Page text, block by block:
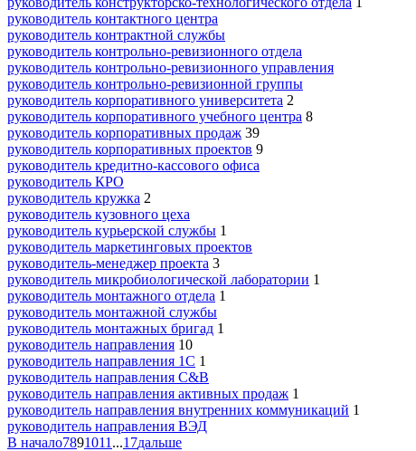
руководитель контактного центра
руководитель контрактной службы
руководитель контрольно-ревизионного отдела
руководитель контрольно-ревизионного управления
руководитель контрольно-ревизионной группы
руководитель корпоративного университета 2
руководитель корпоративного учебного центра 8
руководитель корпоративных продаж 39
руководитель корпоративных проектов 9
руководитель кредитно-кассового офиса
руководитель КРО
руководитель кружка 2
руководитель кузовного цеха
руководитель курьерской службы 1
руководитель маркетинговых проектов
руководитель-менеджер проекта 3
руководитель микробиологической лаборатории 1
руководитель монтажного отдела 1
руководитель монтажной службы
руководитель монтажных бригад 1
руководитель направления 10
руководитель направления 1С 1
руководитель направления C&B
руководитель направления активных продаж 1
руководитель направления внутренних коммуникаций 1
руководитель направления ВЭД
В начало7891011 ...17дальше